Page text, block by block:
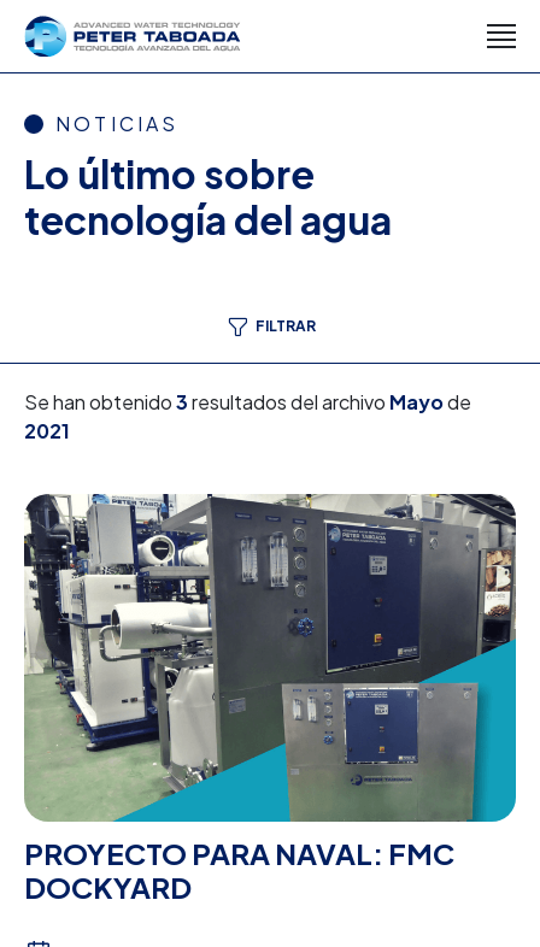
NOTICIAS
Lo último sobre
tecnología del agua
FILTRAR
Se han obtenido3resultados del archivo Mayode
2021
PROYECTO PARA NAVAL: FMC
DOCKYARD